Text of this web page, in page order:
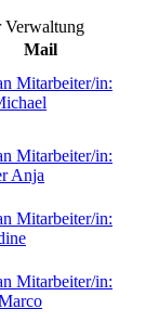
Verwaltung
Mail